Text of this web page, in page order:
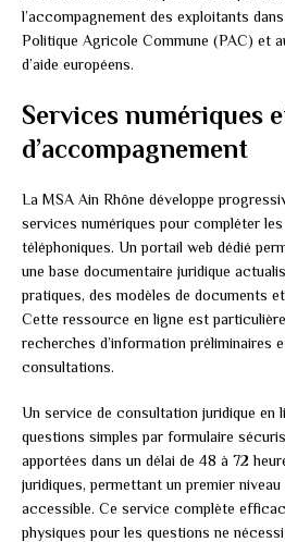
l’accompagnement des exploitants
Politique Agricole Commune (PAC) et
d’aide européens.
Services numériques
d’accompagnement
La MSA Ain Rhône développe
services numériques pour compléter
téléphoniques. Un portail web dédié
une base documentaire juridique
pratiques, des modèles de documents
Cette ressource en ligne est
recherches d’information préliminaires
consultations.
Un service de consultation juridique en
questions simples par formulaire
apportées dans un délai de 48 à 72
juridiques, permettant un premier
accessible. Ce service complète
physiques pour les questions ne